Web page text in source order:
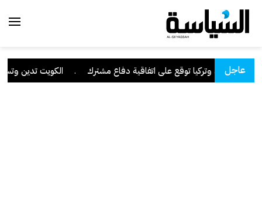
عاجل
وباكستان وتركيا توقع على اتفاقية دفاع مشترك الكويت تدين